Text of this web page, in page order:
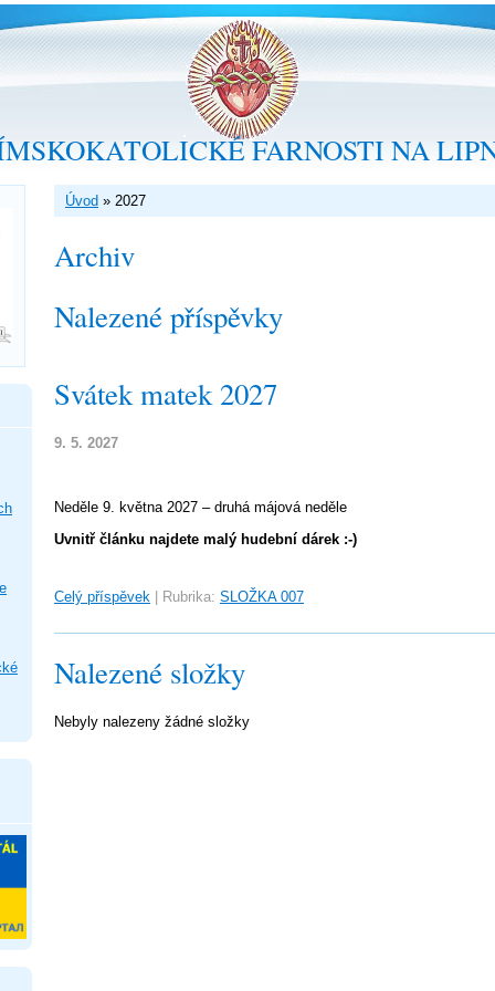
FARNOSTI NA
Úvod » 2027
Archiv
Nalezené příspěvky
Svátek matek 2027
9. 5. 2027
Neděle 9. května 2027 – druhá májová neděle
Uvnitř článku najdete malý hudební dárek :-)
Celý příspěvek Rubrika: SLOŽKA 007
Nalezené složky
Nebyly nalezeny žádné složky